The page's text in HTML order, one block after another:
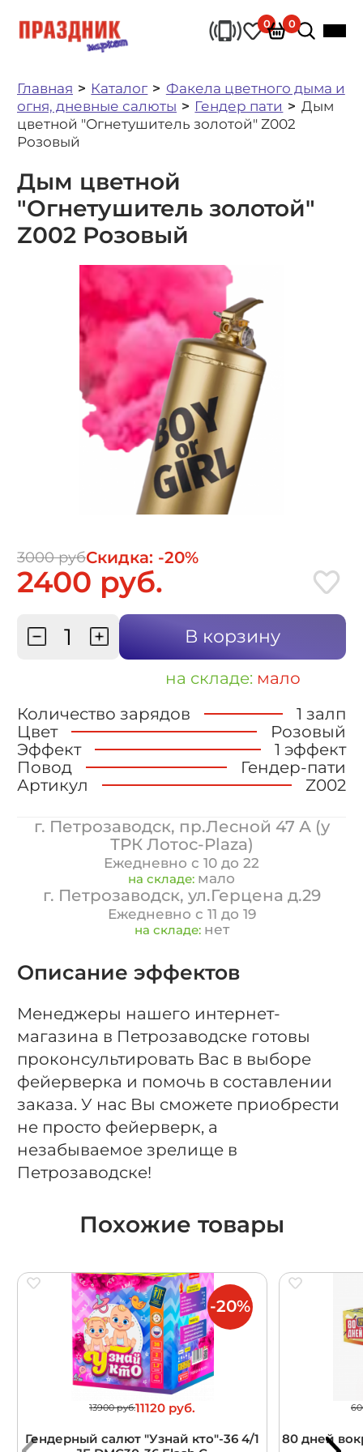
0 0
Главная Каталог
Факела цветного дыма и
огня, дневные салюты
Гендер пати
Дым
цветной "Огнетушитель золотой" Z002
Розовый
Дым цветной
"Огнетушитель золотой"
Z002 Розовый
3000 рубСкидка: -20%
2400 руб.
В корзину
на складе: мало
Количество зарядов
1 залп
Цвет
Розовый
Эффект
1 эффект
Повод
Гендер-пати
Артикул
Z002
г. Петрозаводск, пр.Лесной 47 А (у
ТРК Лотос-Plaza)
Ежедневно с 10 до 22
на складе: мало
г. Петрозаводск, ул.Герцена д.29
Ежедневно с 11 до 19
на складе: нет
Описание эффектов
Менеджеры нашего интернет-
магазина в Петрозаводске готовы
проконсультировать Вас в выборе
фейерверка и помочь в составлении
заказа. У нас Вы сможете приобрести
не просто фейерверк, а
незабываемое зрелище в
Петрозаводске!
Похожие товары
13900 руб.11120 руб.
Гендерный салют "Узнай кто"-36 4/1
-20%
80 дней